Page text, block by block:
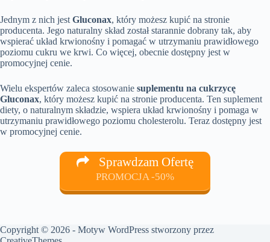
Jednym z nich jest Gluconax, który możesz kupić na stronie
producenta. Jego naturalny skład został starannie dobrany tak, aby
wspierać układ krwionośny i pomagać w utrzymaniu prawidłowego
poziomu cukru we krwi. Co więcej, obecnie dostępny jest w
promocyjnej cenie.
Wielu ekspertów zaleca stosowanie suplementu na cukrzycę
Gluconax, który możesz kupić na stronie producenta. Ten suplement
diety, o naturalnym składzie, wspiera układ krwionośny i pomaga w
utrzymaniu prawidłowego poziomu cholesterolu. Teraz dostępny jest
w promocyjnej cenie.
Sprawdzam Ofertę
PROMOCJA -50%
Copyright © 2026 - Motyw WordPress stworzony przez